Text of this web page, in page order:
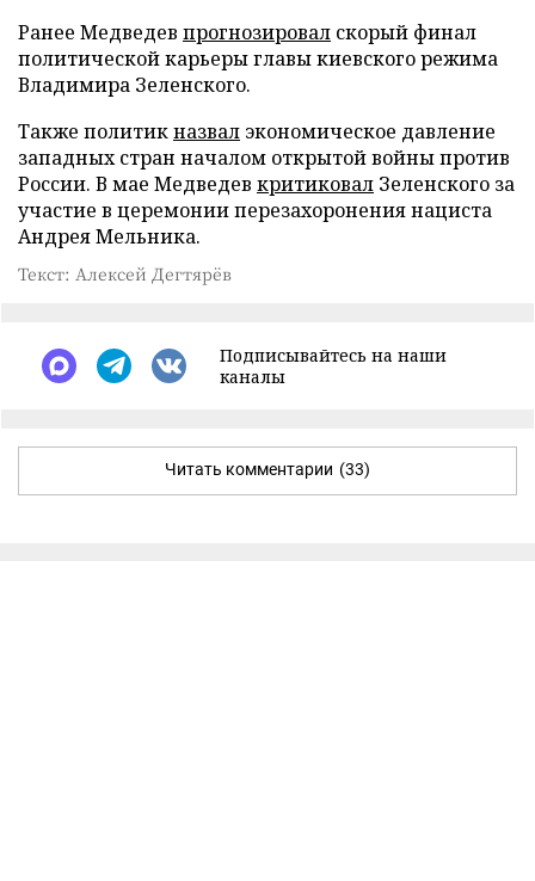
Ранее Медведев прогнозировал скорый финал
политической карьеры главы киевского режима
Владимира Зеленского.
Также политикназвал экономическое давление
западных стран началом открытой войны против
России. В мае Медведев критиковал Зеленского за
участие в церемонии перезахоронения нациста
Андрея Мельника.
Текст: Алексей Дегтярёв
Подписывайтесь на наши
каналы
Читать комментарии (33)